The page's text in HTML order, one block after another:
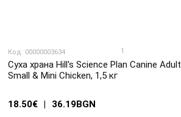
Код: 00000003634 1
Суха храна Hill's Science Plan Canine Adult
Small & Mini Chicken, 1,5 кг
18.50€ 36.19BGN